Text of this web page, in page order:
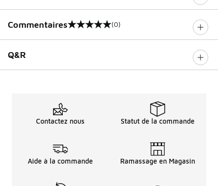
Commentaires
0 sur 5 notes (0)
Q&R
Contactez nous Statut de la commande
Aide à la commande Ramassage en Magasin